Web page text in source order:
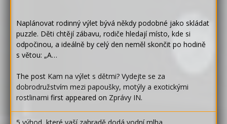
Naplánovat rodinný výlet bývá někdy podobné jako skládat
puzzle. Děti chtějí zábavu, rodiče hledají místo, kde si
odpočinou, a ideálně by celý den neměl skončit po hodině
s větou: „A…
The post Kam na výlet s dětmi? Vydejte se za
dobrodružstvím mezi papoušky, motýly a exotickými
rostlinami first appeared on Zprávy IN.